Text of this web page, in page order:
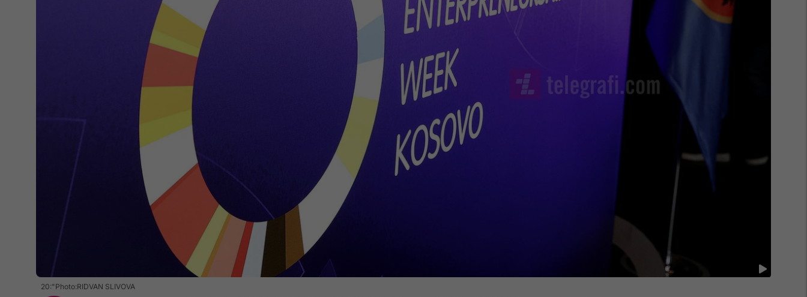
20:"Photo:RIDVAN SLIVOVA